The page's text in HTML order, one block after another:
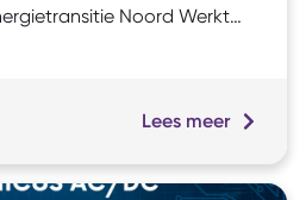
Noord Werkt
flexibel LLO-aanbod,
verankert een veerkrachtig
Lees meer